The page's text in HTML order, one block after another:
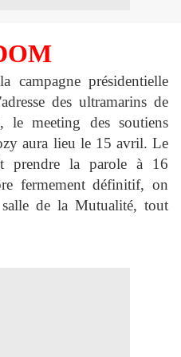
campagne présidentielle
des ultramarins de
le meeting des soutiens
aura lieu le 15 avril. Le
prendre la parole à 16
fermement définitif, on
de la Mutualité, tout